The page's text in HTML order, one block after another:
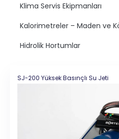
Klima Servis Ekipmanları
Kalorimetreler – Maden ve
Hidrolik Hortumlar
SJ-200 Yüksek Basınçlı Su Jeti